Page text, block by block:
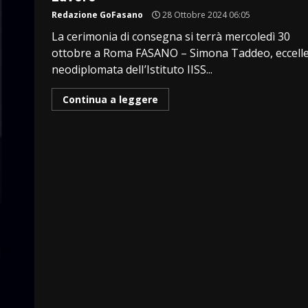
Redazione GoFasano 28 Ottobre 2024 06:05
La cerimonia di consegna si terrà mercoledì 30
ottobre a Roma FASANO – Simona Taddeo,
neodiplomata delI’Istituto IISS...
Continua a leggere